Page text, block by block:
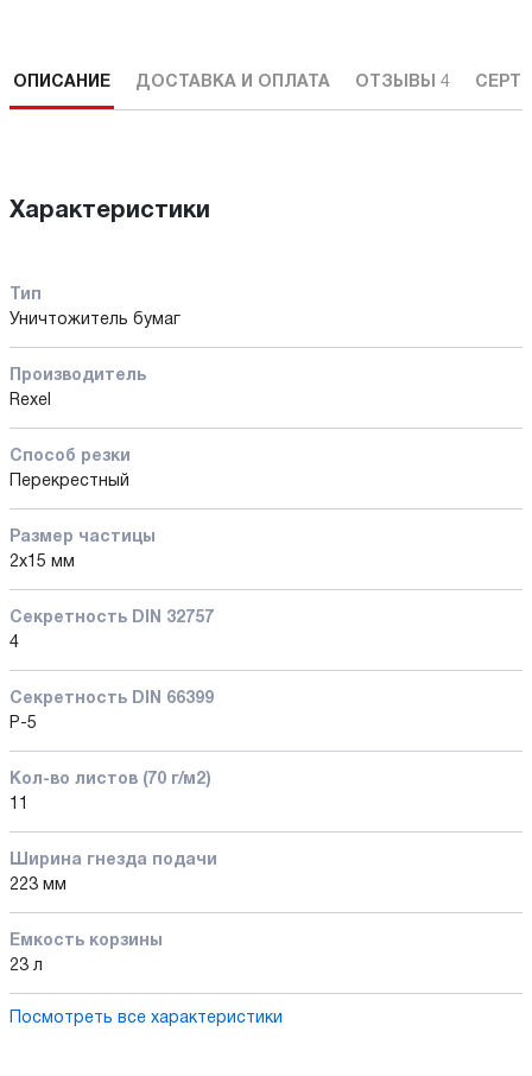
ОПИСАНИЕ ДОСТАВКА И ОПЛАТА ОТЗЫВЫ 4
Характеристики
Тип
Уничтожитель бумаг
Производитель
Rexel
Способ резки
Перекрестный
Размер частицы
2x15 мм
Секретность DIN 32757
4
Секретность DIN 66399
P-5
Кол-во листов (70 г/м2)
11
Ширина гнезда подачи
223 мм
Емкость корзины
23 л
Посмотреть все характеристики